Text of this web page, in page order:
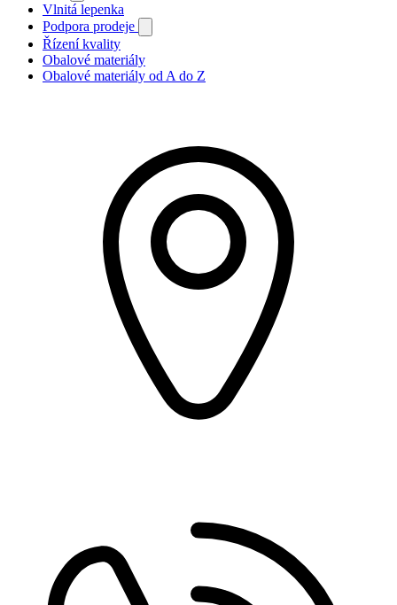
Vlnitá lepenka
Podpora prodeje
Řízení kvality
Obalové materiály
Obalové materiály od A do Z